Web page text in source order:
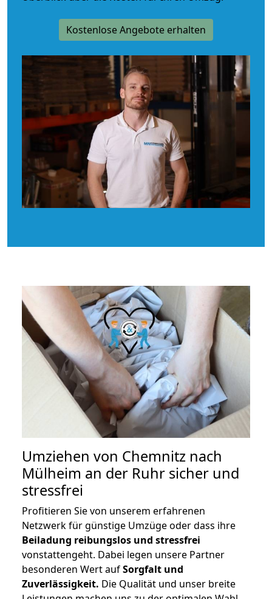
Kostenlose Angebote erhalten
Umziehen von Chemnitz nach
Mülheim an der Ruhr sicher und
stressfrei
Profitieren Sie von unserem erfahrenen
Netzwerk für günstige Umzüge oder dass ihre
Beiladung reibungslos und stressfrei
vonstattengeht. Dabei legen unsere Partner
besonderen Wert aufSorgfalt und
Zuverlässigkeit. Die Qualität und unser breite